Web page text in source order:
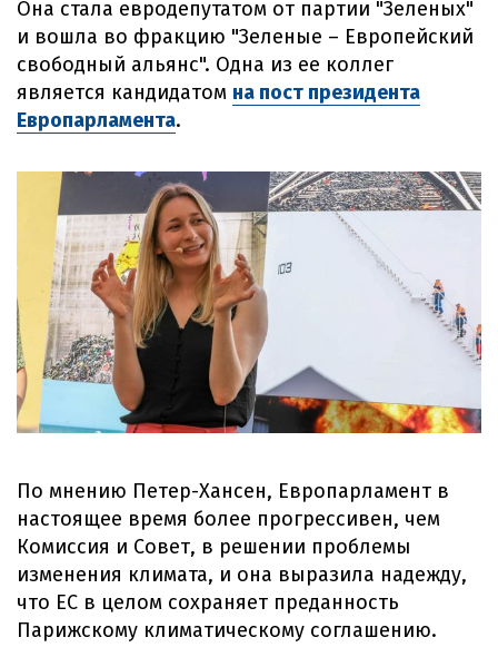
Она стала евродепутатом от партии "Зеленых"
и вошла во фракцию "Зеленые – Европейский
свободный альянс". Одна из ее коллег
является кандидатом на пост президента
Европарламента.
По мнению Петер-Хансен, Европарламент в
настоящее время более прогрессивен, чем
Комиссия и Совет, в решении проблемы
изменения климата, и она выразила надежду,
что ЕС в целом сохраняет преданность
Парижскому климатическому соглашению.